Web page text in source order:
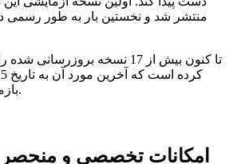
کرده است که آخرین مورد آن به تاریخ 5 ژوئن 2024 تحت عنوان
بازمی‌گردد.
امکانات تخصصی و